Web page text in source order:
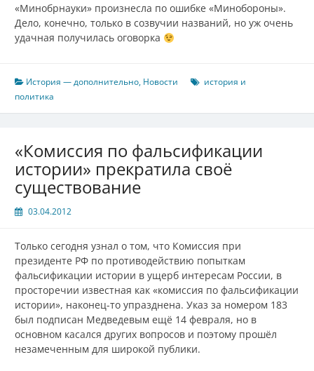
«Минобрнауки» произнесла по ошибке «Минобороны».
Дело, конечно, только в созвучии названий, но уж очень
удачная получилась оговорка
История — дополнительно, Новости
история и
политика
«Комиссия по фальсификации
истории» прекратила своё
существование
03.04.2012
Только сегодня узнал о том, что Комиссия при
президенте РФ по противодействию попыткам
фальсификации истории в ущерб интересам России, в
просторечии известная как «комиссия по фальсификации
истории», наконец-то упразднена. Указ за номером 183
был подписан Медведевым ещё 14 февраля, но в
основном касался других вопросов и поэтому прошёл
незамеченным для широкой публики.